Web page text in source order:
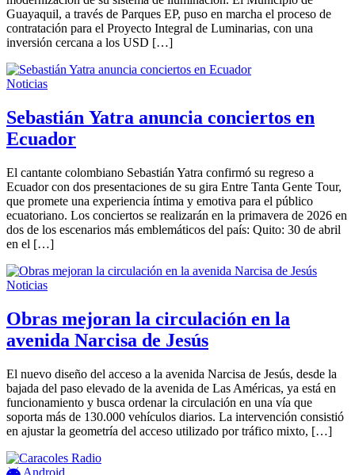
Guayaquil, a través de Parques EP, puso en marcha el proceso de
contratación para el Proyecto Integral de Luminarias, con una
inversión cercana a los USD […]
Noticias
Sebastián Yatra anuncia conciertos en
Ecuador
El cantante colombiano Sebastián Yatra confirmó su regreso a
Ecuador con dos presentaciones de su gira Entre Tanta Gente Tour,
que promete una experiencia íntima y emotiva para el público
ecuatoriano. Los conciertos se realizarán en la primavera de 2026 en
dos de los escenarios más emblemáticos del país: Quito: 30 de abril
en el […]
Noticias
Obras mejoran la circulación en la
avenida Narcisa de Jesús
El nuevo diseño del acceso a la avenida Narcisa de Jesús, desde la
bajada del paso elevado de la avenida de Las Américas, ya está en
funcionamiento y busca ordenar la circulación en una vía que
soporta más de 130.000 vehículos diarios. La intervención consistió
en ajustar la geometría del acceso utilizado por tráfico mixto, […]
Android